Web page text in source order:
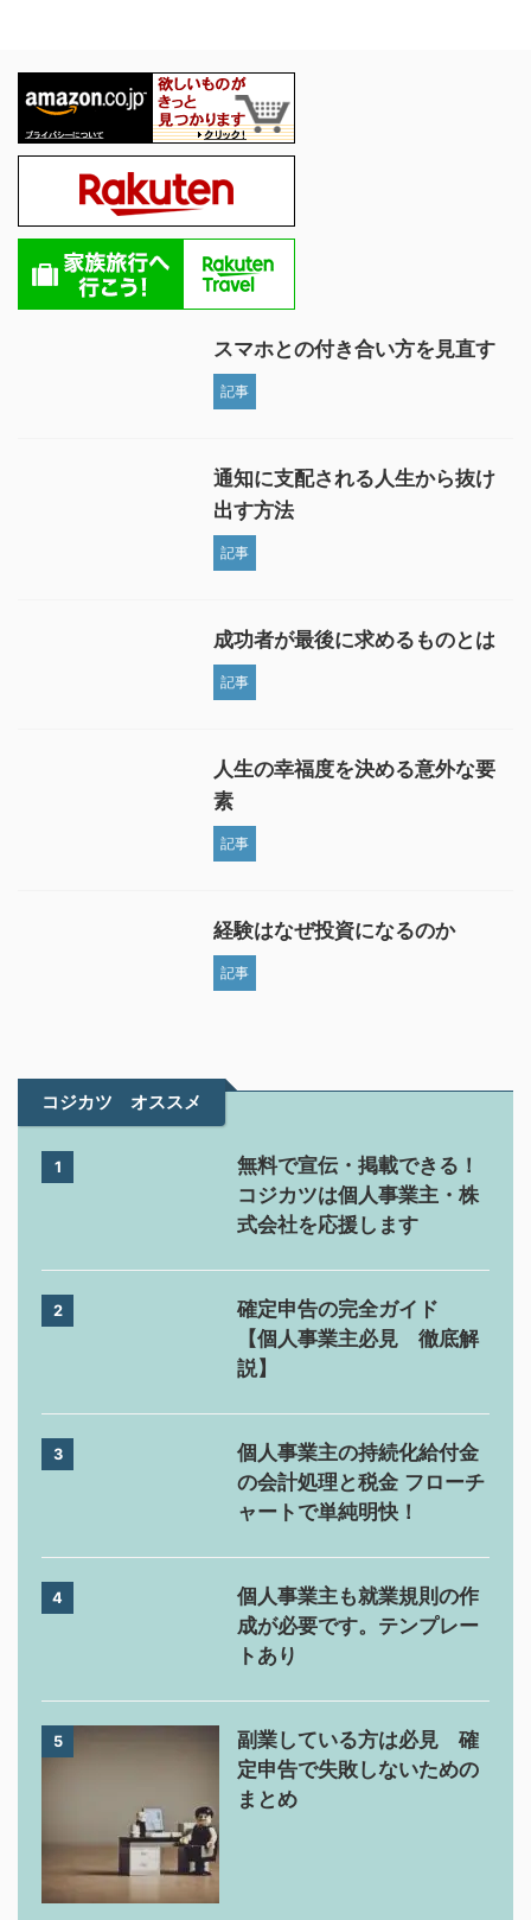
スマホとの付き合い方を見直す
記事
通知に支配される人生から抜け
出す方法
記事
成功者が最後に求めるものとは
記事
人生の幸福度を決める意外な要
素
記事
経験はなぜ投資になるのか
記事
コジカツ オススメ
1
無料で宣伝・掲載できる！
コジカツは個人事業主・株
式会社を応援します
2
確定申告の完全ガイド
【個人事業主必見 徹底解
説】
3
個人事業主の持続化給付金
の会計処理と税金 フローチ
ャートで単純明快！
4
個人事業主も就業規則の作
成が必要です。テンプレー
トあり
5
副業している方は必見 確
定申告で失敗しないための
まとめ